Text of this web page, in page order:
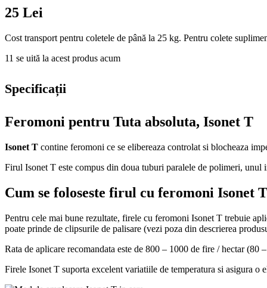
25 Lei
Cost transport pentru coletele de până la 25 kg. Pentru colete
11 se uită la acest produs acum
Specificații
Feromoni pentru Tuta absoluta, Isonet T
Isonet T contine feromoni ce se elibereaza controlat si blocheaza
Firul Isonet T este compus din doua tuburi paralele de polimeri,
Cum se foloseste firul cu feromoni Isonet
Pentru cele mai bune rezultate, firele cu feromoni Isonet T trebuie
poate prinde de clipsurile de palisare (vezi poza din descrierea
Rata de aplicare recomandata este de 800 – 1000 de fire / hectar (80
Firele Isonet T suporta excelent variatiile de temperatura si asigura o